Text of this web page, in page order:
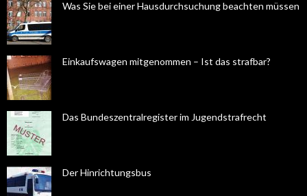
Was Sie bei einer Hausdurchsuchung beachten müssen
Einkaufswagen mitgenommen – Ist das strafbar?
Das Bundeszentralregister im Jugendstrafrecht
Der Hinrichtungsbus